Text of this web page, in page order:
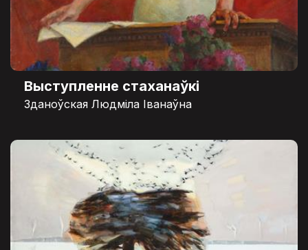
Выступленне стаханаўкі
Зданоўская Людміла Іванаўна